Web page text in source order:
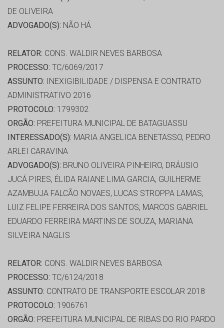
DE OLIVEIRA
ADVOGADO(S): NÃO HÁ
RELATOR: CONS. WALDIR NEVES BARBOSA
PROCESSO: TC/6069/2017
ASSUNTO: INEXIGIBILIDADE / DISPENSA E CONTRATO
ADMINISTRATIVO 2016
PROTOCOLO: 1799302
ORGÃO: PREFEITURA MUNICIPAL DE BATAGUASSU
INTERESSADO(S): MARIA ANGELICA BENETASSO, PEDRO
ARLEI CARAVINA
ADVOGADO(S): BRUNO OLIVEIRA PINHEIRO, DRÁUSIO
JUCÁ PIRES, ÉLIDA RAIANE LIMA GARCIA, GUILHERME
AZAMBUJA FALCÃO NOVAES, LUCAS STROPPA LAMAS,
LUIZ FELIPE FERREIRA DOS SANTOS, MARCOS GABRIEL
EDUARDO FERREIRA MARTINS DE SOUZA, MARIANA
SILVEIRA NAGLIS
RELATOR: CONS. WALDIR NEVES BARBOSA
PROCESSO: TC/6124/2018
ASSUNTO: CONTRATO DE TRANSPORTE ESCOLAR 2018
PROTOCOLO: 1906761
ORGÃO: PREFEITURA MUNICIPAL DE RIBAS DO RIO PARDO